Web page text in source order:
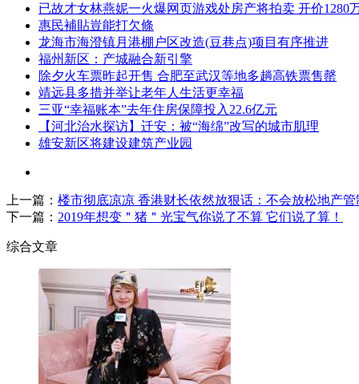
已故才女林燕妮一火爆网页游戏处房产将拍卖 开价1280
惠民補貼豈能打欠條
龙海市海澄镇月港棚户区改造(豆巷点)项目有序推进
福州新区：产城融合新引擎
除夕火车票昨起开售 合肥至武汉等地多趟高铁票售罄
靖远县多措并举让老年人生活更幸福
三亚“幸福账本”去年住房保障投入22.6亿元
【河北治水探访】迁安：被“海绵”改写的城市肌理
雄安新区将建设建筑产业园
上一篇： 楼市彻底凉凉 香港财长依然放狠话：不会放松地产管
下一篇： 2019年想变＂猪＂光宝气你说了不算 它们说了算！
综合文章